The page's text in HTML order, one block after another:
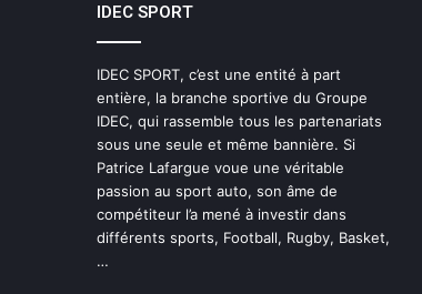
IDEC SPORT
IDEC SPORT, c’est une entité à part
entière, la branche sportive du Groupe
IDEC, qui rassemble tous les partenariats
sous une seule et même bannière. Si
Patrice Lafargue voue une véritable
passion au sport auto, son âme de
compétiteur l’a mené à investir dans
différents sports, Football, Rugby, Basket,
…